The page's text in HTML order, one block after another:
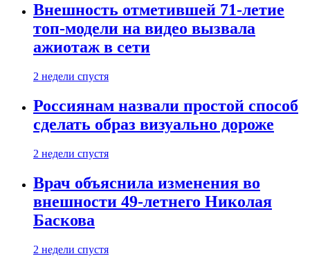
Внешность отметившей 71-летие
топ-модели на видео вызвала
ажиотаж в сети
2 недели спустя
Россиянам назвали простой способ
сделать образ визуально дороже
2 недели спустя
Врач объяснила изменения во
внешности 49-летнего Николая
Баскова
2 недели спустя